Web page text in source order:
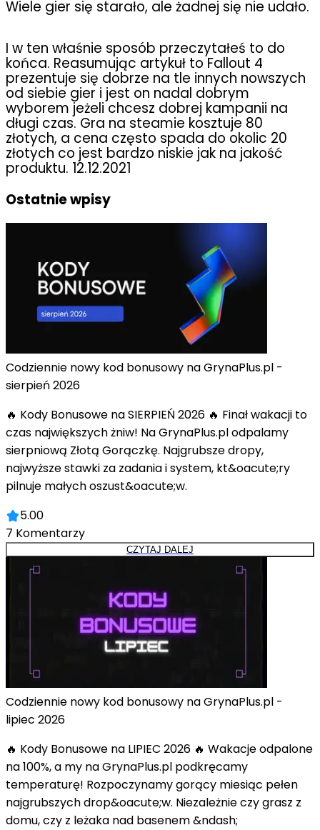
Wiele gier się starało, ale żadnej się nie udało.
I w ten właśnie sposób przeczytałeś to do
końca. Reasumując artykuł to Fallout 4
prezentuje się dobrze na tle innych nowszych
od siebie gier i jest on nadal dobrym
wyborem jeżeli chcesz dobrej kampanii na
długi czas. Gra na steamie kosztuje 80
złotych, a cena często spada do okolic 20
złotych co jest bardzo niskie jak na jakość
produktu. 12.12.2021
Ostatnie wpisy
Codziennie nowy kod bonusowy na GrynaPlus.pl -
sierpień 2026
🔥 Kody Bonusowe na SIERPIEŃ 2026 🔥 Finał wakacji to
czas największych żniw! Na GrynaPlus.pl odpalamy
sierpniową Złotą Gorączkę. Najgrubsze dropy,
najwyższe stawki za zadania i system, kt&oacute;ry
pilnuje małych oszust&oacute;w.
5.00
7 Komentarzy
CZYTAJ DALEJ
Codziennie nowy kod bonusowy na GrynaPlus.pl -
lipiec 2026
🔥 Kody Bonusowe na LIPIEC 2026 🔥 Wakacje odpalone
na 100%, a my na GrynaPlus.pl podkręcamy
temperaturę! Rozpoczynamy gorący miesiąc pełen
najgrubszych drop&oacute;w. Niezależnie czy grasz z
domu, czy z leżaka nad basenem &ndash;